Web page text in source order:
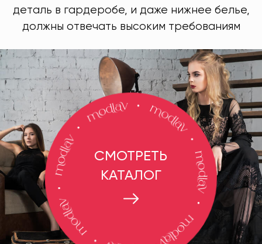
деталь в гардеробе, и даже нижнее белье,
должны отвечать высоким требованиям
СМОТРЕТЬ
КАТАЛОГ